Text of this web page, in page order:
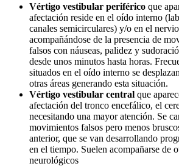
Vértigo vestibular periférico que
afectación reside en el oído interno
canales semicirculares) y/o en el
acompañándose de la presencia de
falsos con náuseas, palidez y
desde unos minutos hasta horas.
situados en el oído interno se
otras áreas generando esta situación.
Vértigo vestibular central que
afectación del tronco encefálico, el
necesitando una mayor atención. Se
movimientos falsos pero menos
anterior, que se van desarrollando
en el tiempo. Suelen acompañarse de
neurológicos